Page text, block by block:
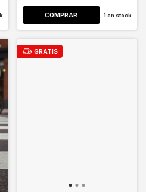
1 en stock
GRATIS